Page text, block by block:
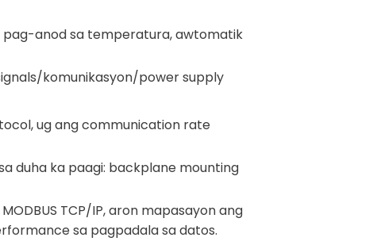
pag-anod sa temperatura, awtomatik
komunikasyon/power supply
ug ang communication rate
duha ka paagi: backplane mounting
TCP/IP, aron mapasayon ​​ang
sa pagpadala sa datos.